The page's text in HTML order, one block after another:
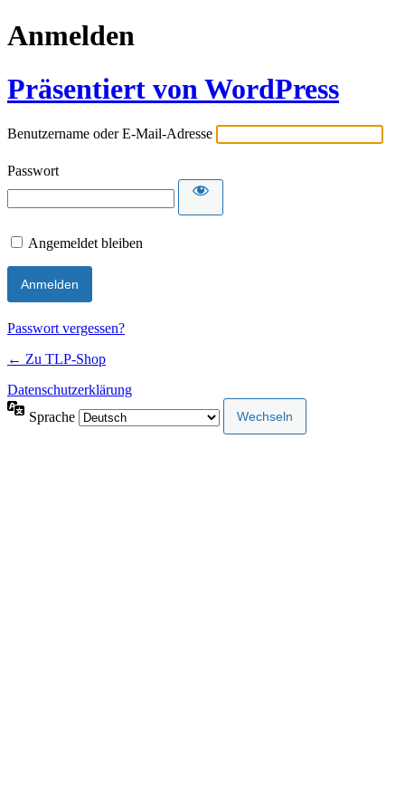
Anmelden
Präsentiert von WordPress
Benutzername oder E-Mail-Adresse
Passwort
Angemeldet bleiben
Passwort vergessen?
← Zu TLP-Shop
Datenschutzerklärung
Sprache